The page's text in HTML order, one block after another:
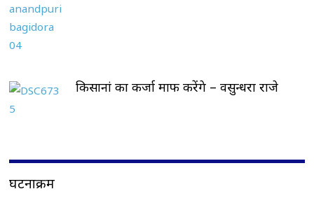
किसानां का कर्जा माफ करेंगे – वसुन्धरा राजे
घटनाक्रम